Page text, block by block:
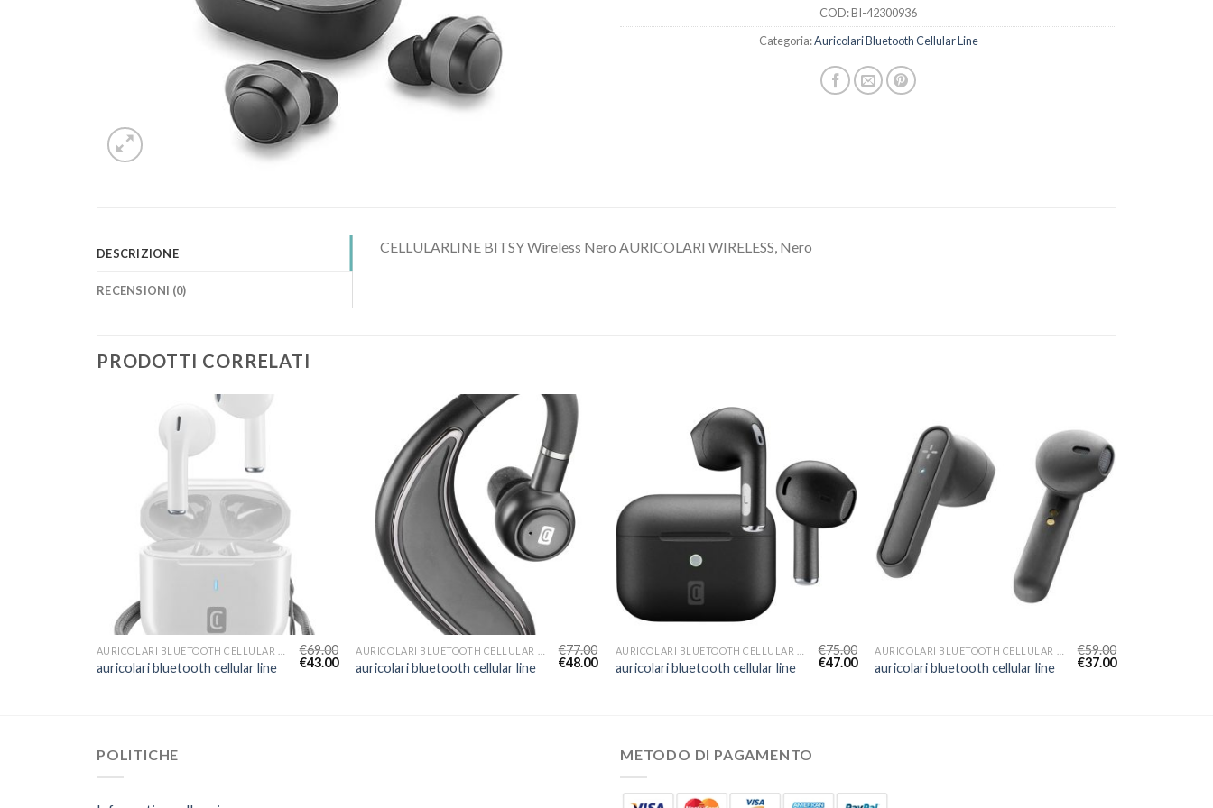
COD:BI-42300936
Categoria:Auricolari Bluetooth Cellular Line
DESCRIZIONE
RECENSIONI (0)
CELLULARLINE BITSY Wireless Nero AURICOLARI WIRELESS, Nero
PRODOTTI CORRELATI
auricolari bluetooth cellular line
€69.00
€43.00 auricolari bluetooth cellular line
€77.00
€48.00 auricolari bluetooth cellular line
€75.00
€47.00 auricolari bluetooth cellular line
€59.00
€37.00
POLITICHE METODO DI PAGAMENTO